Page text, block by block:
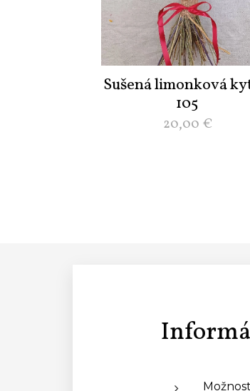
Sušená limonková
105
20,00 €